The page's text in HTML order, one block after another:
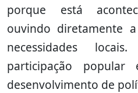
porque está
ouvindo diretamente
necessidades
participação
desenvolvimento de